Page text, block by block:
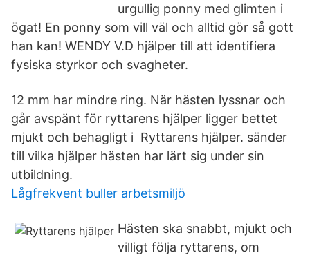
urgullig ponny med glimten i
ögat! En ponny som vill väl och alltid gör så gott
han kan! WENDY V.D hjälper till att identifiera
fysiska styrkor och svagheter.
12 mm har mindre ring. När hästen lyssnar och
går avspänt för ryttarens hjälper ligger bettet
mjukt och behagligt i Ryttarens hjälper. sänder
till vilka hjälper hästen har lärt sig under sin
utbildning.
Lågfrekvent buller arbetsmiljö
Hästen ska snabbt, mjukt och
villigt följa ryttarens, om